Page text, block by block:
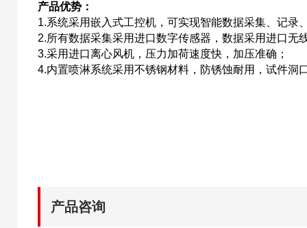
产品优势：
1.系统采用嵌入式工控机，可实现智能数据采集、记录
2.所有数据采集采用进口数字传感器，数据采用进口
3.采用进口离心风机，压力加荷速度快，加压准确；
4.内置喷淋系统采用不锈钢材料，防锈蚀耐用，试件洞
产品咨询